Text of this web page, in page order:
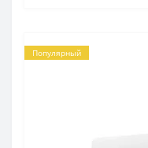
Популярный